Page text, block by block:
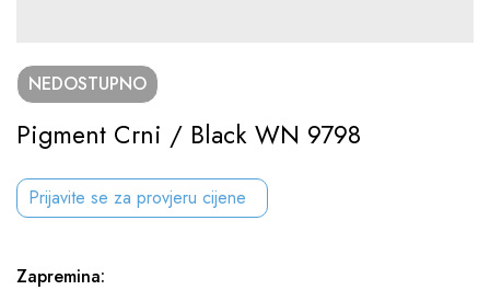
NEDOSTUPNO
Pigment Crni / Black WN 9798
Prijavite se za provjeru cijene
Zapremina: